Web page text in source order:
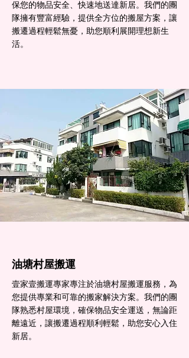
保您的物品安全、快速地送達新居。我們的團
隊擁有豐富經驗，提供全方位的搬屋方案，讓
搬遷過程輕鬆無憂，助您順利展開理想新生
活。
油塘村屋搬運
壹家壹搬運專家專注於油塘村屋搬運服務，為
您提供專業和可靠的搬家解決方案。我們的團
隊熟悉村屋環境，確保物品安全運送，無論距
離遠近，讓搬遷過程順利輕鬆，助您安心入住
新居。